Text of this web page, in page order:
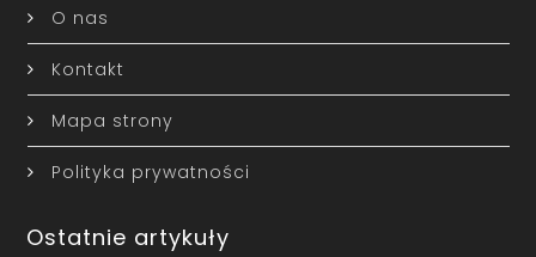
O nas
Kontakt
Mapa strony
Polityka prywatności
Ostatnie artykuły